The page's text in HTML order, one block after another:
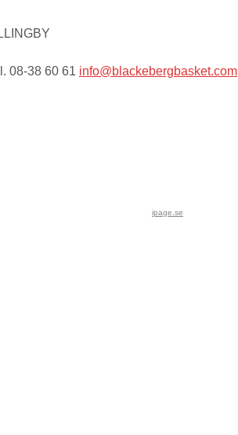
08-38 60 61 info@blackebergbasket.com
ipage.se